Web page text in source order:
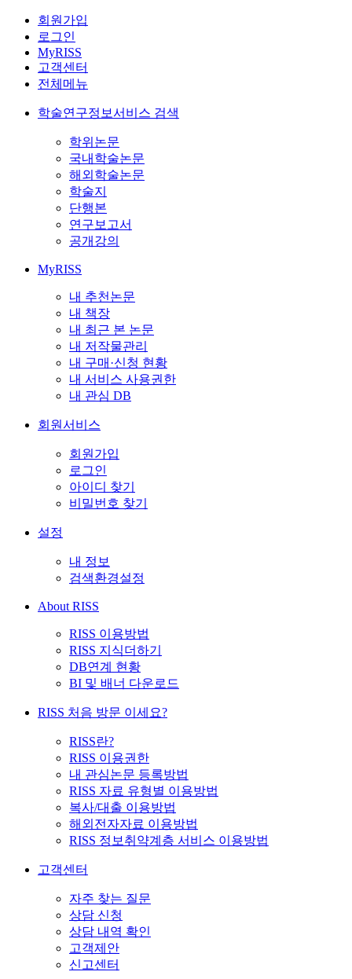
회원가입
로그인
MyRISS
고객센터
전체메뉴
학술연구정보서비스 검색
학위논문
국내학술논문
해외학술논문
학술지
단행본
연구보고서
공개강의
MyRISS
내 추천논문
내 책장
내 최근 본 논문
내 저작물관리
내 구매·신청 현황
내 서비스 사용권한
내 관심 DB
회원서비스
회원가입
로그인
아이디 찾기
비밀번호 찾기
설정
내 정보
검색환경설정
About RISS
RISS 이용방법
RISS 지식더하기
DB연계 현황
BI 및 배너 다운로드
RISS 처음 방문 이세요?
RISS란?
RISS 이용권한
내 관심논문 등록방법
RISS 자료 유형별 이용방법
복사/대출 이용방법
해외전자자료 이용방법
RISS 정보취약계층 서비스 이용방법
고객센터
자주 찾는 질문
상담 신청
상담 내역 확인
고객제안
신고센터